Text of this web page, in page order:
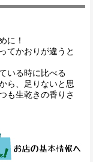
に！
てかおりが違うと
いる時に比べる
ら、足りないと思
も生乾きの香りさ